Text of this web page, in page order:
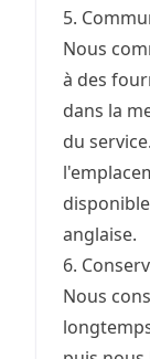
5.
Nous
à des
dans la
du
anglaise.
6.
Nous